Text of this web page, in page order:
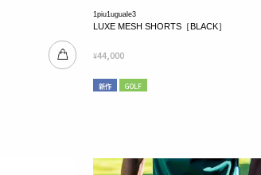
1piu1uguale3
LUXE MESH SHORTS［BLACK］
¥44,000
新作 GOLF